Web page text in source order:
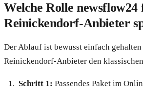
Welche Rolle newsflow24
Reinickendorf-Anbieter
Der Ablauf ist bewusst einfach
Reinickendorf-Anbieter den
Schritt 1: Passendes Paket im